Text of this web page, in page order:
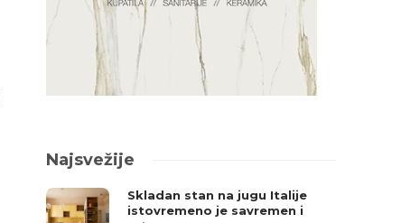
Najsvežije
Skladan stan na jugu Italije
istovremeno je savremen i